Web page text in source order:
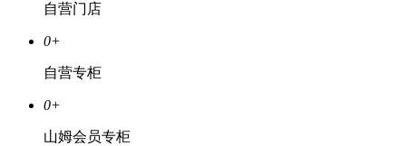
自营门店
0+
自营专柜
0+
山姆会员专柜